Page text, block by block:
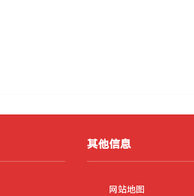
围、楼层日常巡逻、检查、站岗
其他信息
网站地图